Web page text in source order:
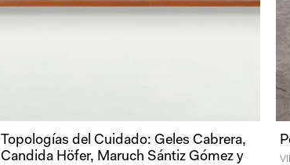
Topologías del Cuidado: Geles Cabrera,
Candida Höfer, Maruch Sántiz Gómez y